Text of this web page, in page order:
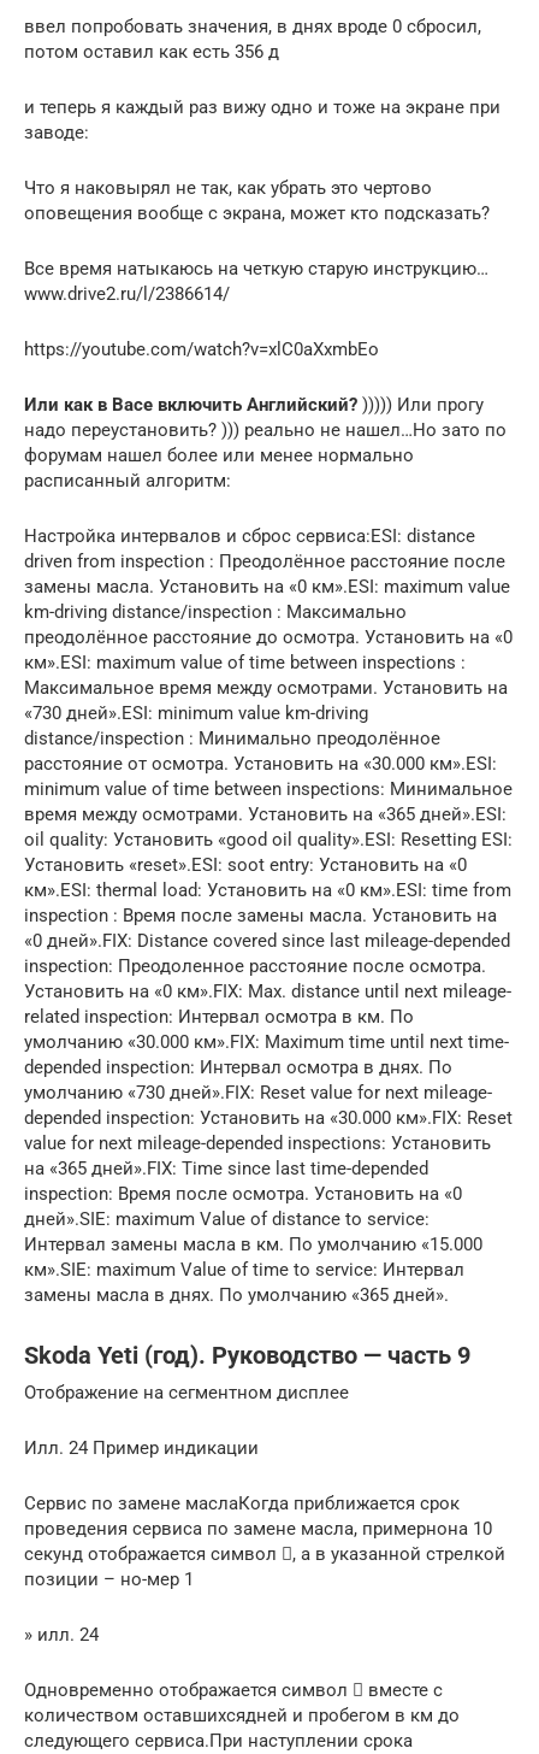
ввел попробовать значения, в днях вроде 0 сбросил,
потом оставил как есть 356 д
и теперь я каждый раз вижу одно и тоже на экране при
заводе:
Что я наковырял не так, как убрать это чертово
оповещения вообще с экрана, может кто подсказать?
Все время натыкаюсь на четкую старую инструкцию…
www.drive2.ru/l/2386614/
https://youtube.com/watch?v=xlC0aXxmbEo
Или как в Васе включить Английский? ))))) Или прогу
надо переустановить? ))) реально не нашел…Но зато по
форумам нашел более или менее нормально
расписанный алгоритм:
Настройка интервалов и сброс сервиса:ESI: distance
driven from inspection : Преодолённое расстояние после
замены масла. Установить на «0 км».ESI: maximum value
km-driving distance/inspection : Максимально
преодолённое расстояние до осмотра. Установить на «0
км».ESI: maximum value of time between inspections :
Максимальное время между осмотрами. Установить на
«730 дней».ESI: minimum value km-driving
distance/inspection : Минимально преодолённое
расстояние от осмотра. Установить на «30.000 км».ESI:
minimum value of time between inspections: Минимальное
время между осмотрами. Установить на «365 дней».ESI:
oil quality: Установить «good oil quality».ESI: Resetting ESI:
Установить «reset».ESI: soot entry: Установить на «0
км».ESI: thermal load: Установить на «0 км».ESI: time from
inspection : Время после замены масла. Установить на
«0 дней».FIX: Distance covered since last mileage-depended
inspection: Преодоленное расстояние после осмотра.
Установить на «0 км».FIX: Max. distance until next mileage-
related inspection: Интервал осмотра в км. По
умолчанию «30.000 км».FIX: Maximum time until next time-
depended inspection: Интервал осмотра в днях. По
умолчанию «730 дней».FIX: Reset value for next mileage-
depended inspection: Установить на «30.000 км».FIX: Reset
value for next mileage-depended inspections: Установить
на «365 дней».FIX: Time since last time-depended
inspection: Время после осмотра. Установить на «0
дней».SIE: maximum Value of distance to service:
Интервал замены масла в км. По умолчанию «15.000
км».SIE: maximum Value of time to service: Интервал
замены масла в днях. По умолчанию «365 дней».
Skoda Yeti (год). Руководство — часть 9
Отображение на сегментном дисплее
Илл. 24 Пример индикации
Сервис по замене маслаКогда приближается срок
проведения сервиса по замене масла, примернона 10
секунд отображается символ , а в указанной стрелкой
позиции – но-мер 1
» илл. 24
Одновременно отображается символ  вместе с
количеством оставшихсядней и пробегом в км до
следующего сервиса.При наступлении срока